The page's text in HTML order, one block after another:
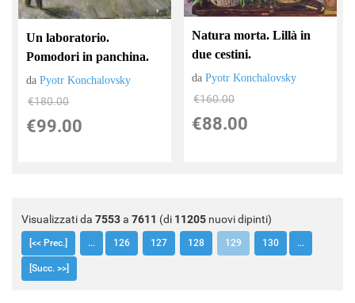
Un laboratorio.
Pomodori in panchina.
daPyotr Konchalovsky
€180.00
€99.00
Natura morta. Lillà in
due cestini.
daPyotr Konchalovsky
€160.00
€88.00
Visualizzati da 7553a 7611 (di 11205 nuovi dipinti)
[<< Prec.] ... 126 127 128 129 130 ...
[Succ. >>]